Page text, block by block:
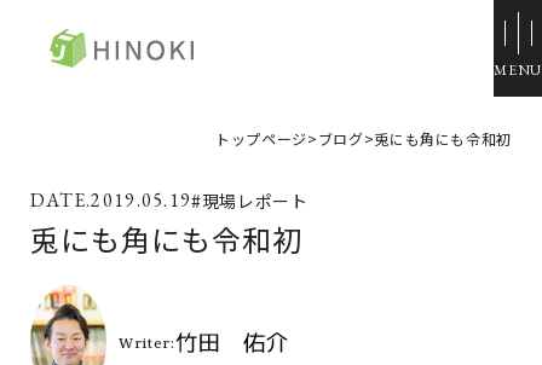
資料請求
施工例
トップページ>ブログ>兎にも角にも令和初
2019.05.19#現場レポート
兎にも角にも令和初